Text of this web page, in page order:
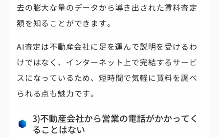
去の膨大な量のデータから導き出された賃料査定
額を知ることができます。
AI査定は不動産会社に足を運んで説明を受けるわ
けではなく、インターネット上で完結するサービ
スになっているため、短時間で気軽に賃料を調べ
られる点も魅力です。
3)不動産会社から営業の電話がかかってく
ることはない